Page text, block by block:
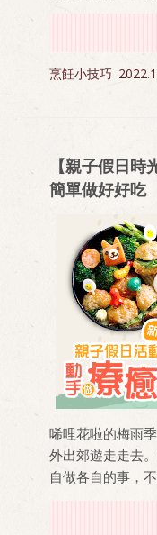
友共享餐桌時光 !
烹飪小技巧
【親子假日時
簡單做好好吃
唏哩花啦的梅雨
外出郊遊走走去
自做各自的事，
怎麼跟家人好好